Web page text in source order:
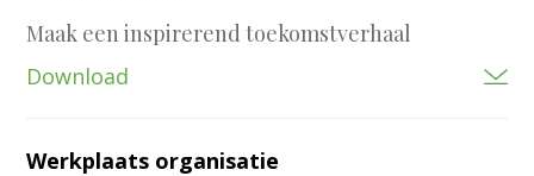
Maak een inspirerend toekomstverhaal
Download
Werkplaats organisatie